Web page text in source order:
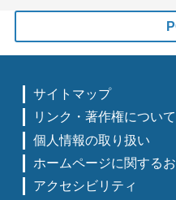
サイトマップ
リンク・著作権について
個人情報の取り扱い
ホームページに関する
アクセシビリティ